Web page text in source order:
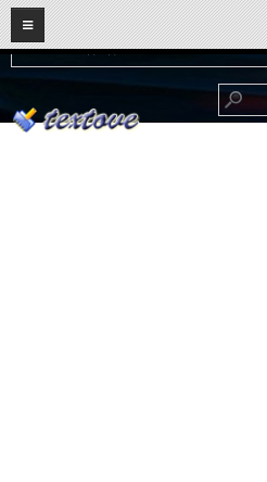
07 2026
Нови: Надежда...
НАЧАЛО
ПОТРЕБИТЕЛСКИ СТРАНИЦИ